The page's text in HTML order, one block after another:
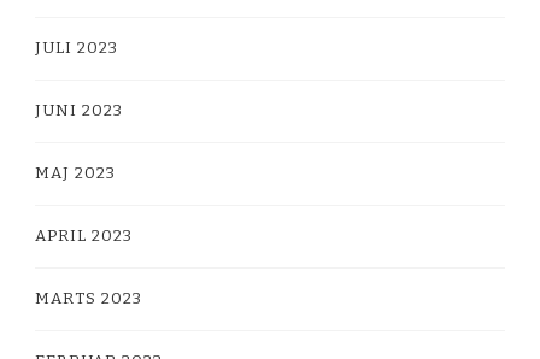
JULI 2023
JUNI 2023
MAJ 2023
APRIL 2023
MARTS 2023